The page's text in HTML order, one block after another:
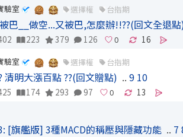
驗室 選擇權 台指期
巴__做空...又被巴,怎麼辦!!??(回文全退
223 379 126 16
驗室 選擇權 台指期
清明大漲百點 ??(回文贈點) ..9 10
174 293 97 13
[旗艦版] 3種MACD的稱壓與隱藏功能 .. 7